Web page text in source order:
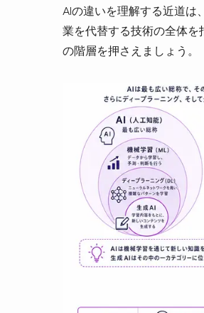
AIの違いを理解する近道は
業を代替する技術の全体
の階層を押さえましょう。